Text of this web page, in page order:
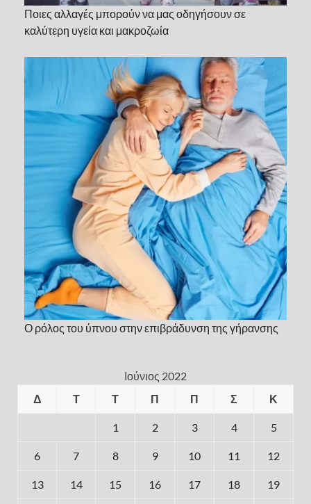
Ποιες αλλαγές μπορούν να μας οδηγήσουν σε
καλύτερη υγεία και μακροζωία
Ο ρόλος του ύπνου στην επιβράδυνση της γήρανσης
Ιούνιος 2022
Δ
Τ Τ Π Π Σ Κ
1 2 3 4 5
6 7 8 9 10 11 12
13 14 15 16 17 18 19